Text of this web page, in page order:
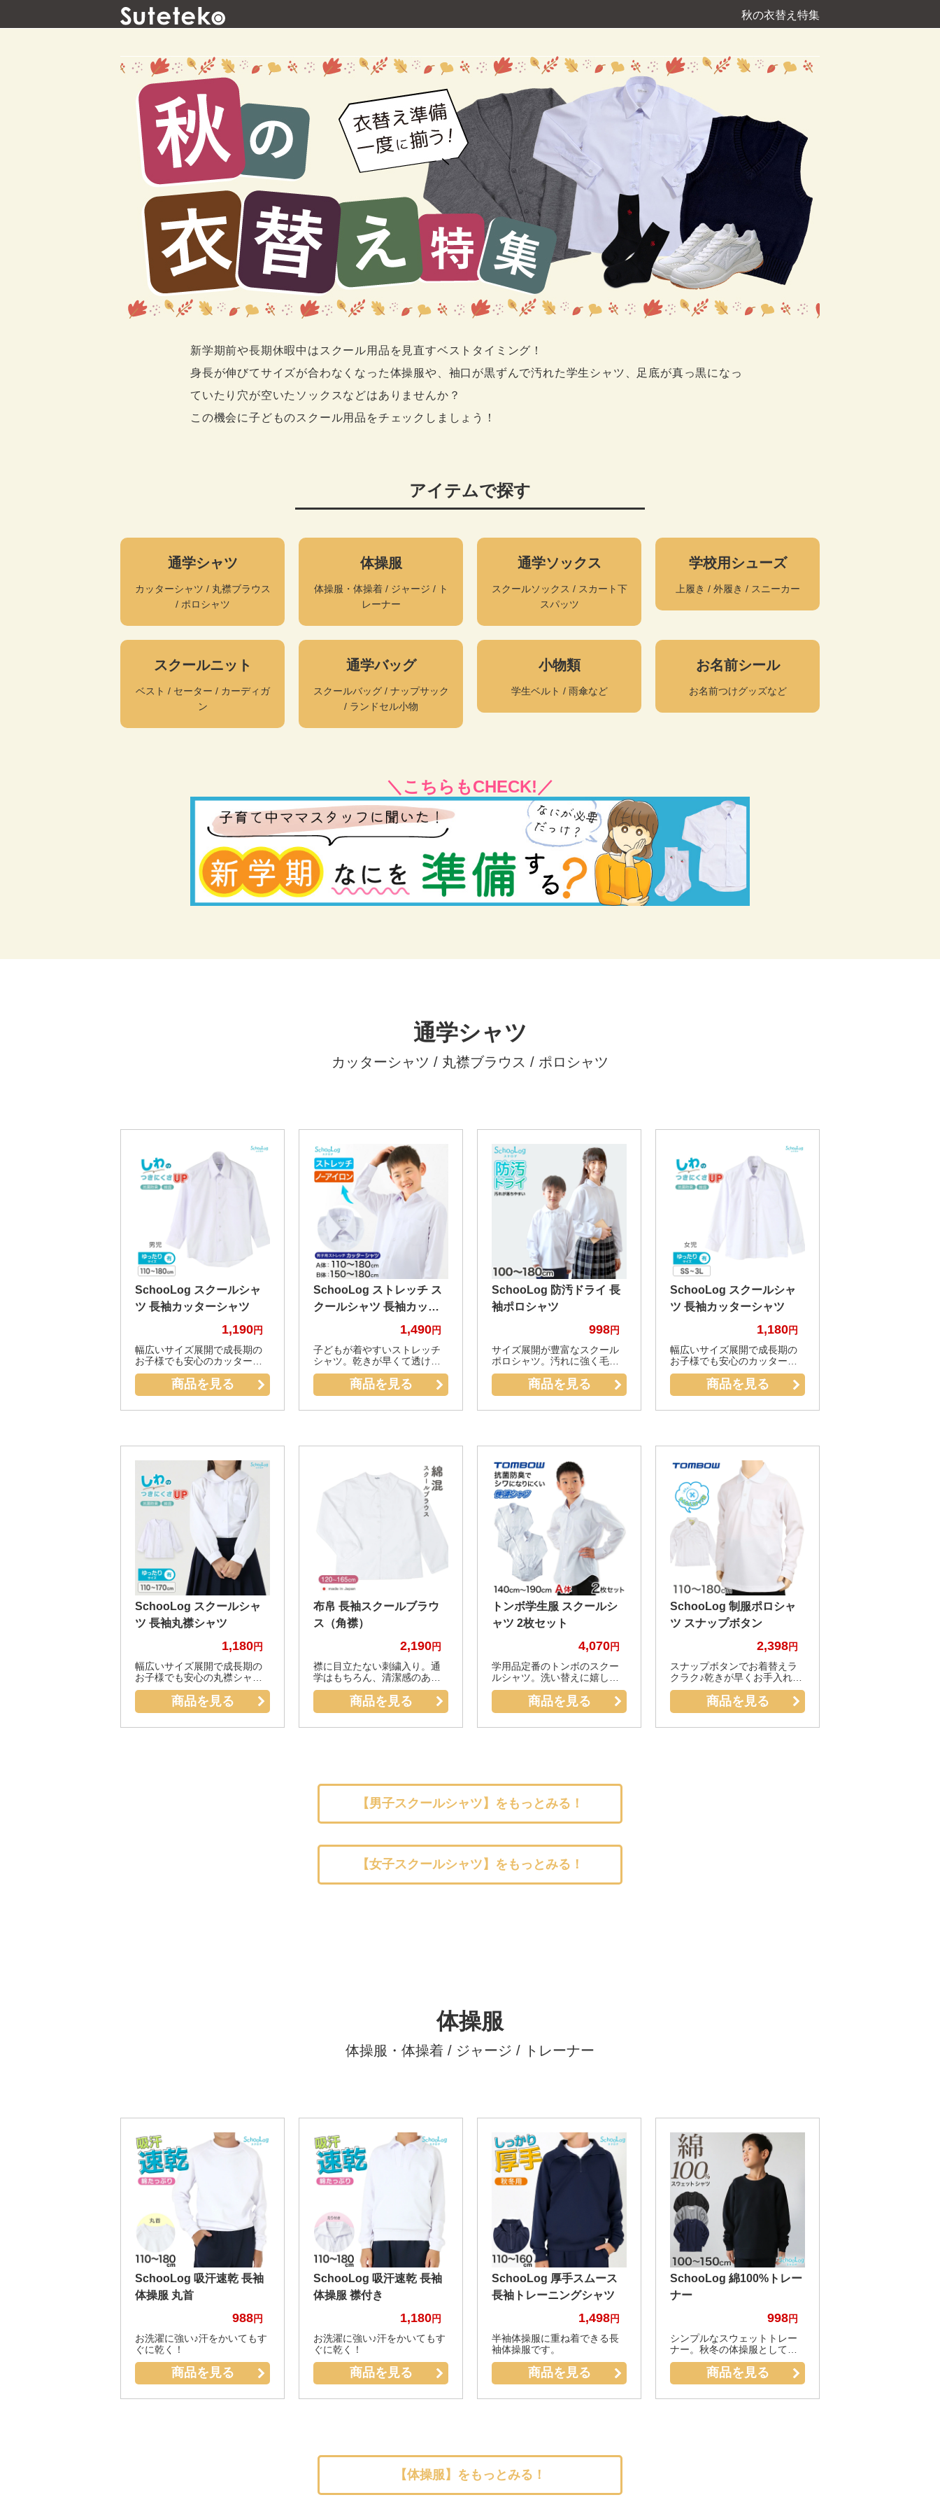
秋の衣替え特集
新学期前や長期休暇中はスクール用品を見直すベストタイミング！
身長が伸びてサイズが合わなくなった体操服や、袖口が黒ずんで汚れた学生シャツ、足底が真っ黒になっ
ていたり穴が空いたソックスなどはありませんか？
この機会に子どものスクール用品をチェックしましょう！
アイテムで探す
通学シャツ
カッターシャツ / 丸襟ブラウス
/ ポロシャツ
体操服
体操服・体操着 / ジャージ / ト
レーナー
通学ソックス
スクールソックス / スカート下
スパッツ
学校用シューズ
上履き / 外履き / スニーカー
スクールニット
ベスト / セーター / カーディガ
ン
通学バッグ
スクールバッグ / ナップサック
/ ランドセル小物
小物類
学生ベルト / 雨傘など
お名前シール
お名前つけグッズなど
＼こちらもCHECK!／
通学シャツ
カッターシャツ / 丸襟ブラウス / ポロシャツ
SchooLog スクールシャ
ツ 長袖カッターシャツ
1,190
幅広いサイズ展開で成長期の
お子様でも安心のカッターシ
ャツです。
商品を見る
SchooLog ストレッチ ス
クールシャツ 長袖カッタ
1,490
子どもが着やすいストレッチ
シャツ。乾きが早くて透けに
くい！
商品を見る
SchooLog 防汚ドライ 長
袖ポロシャツ
998
サイズ展開が豊富なスクール
ポロシャツ。汚れに強く毛玉
ができにくい。
商品を見る
SchooLog スクールシャ
ツ 長袖カッターシャツ
1,180
幅広いサイズ展開で成長期の
お子様でも安心のカッターシ
ャツです。
商品を見る
SchooLog スクールシャ
ツ 長袖丸襟シャツ
1,180
幅広いサイズ展開で成長期の
お子様でも安心の丸襟シャツ
です。
商品を見る
布帛 長袖スクールブラウ
ス（角襟）
2,190
襟に目立たない刺繍入り。通
学はもちろん、清潔感のある
シンプルなシャツです。
商品を見る
トンボ学生服 スクールシ
ャツ 2枚セット
4,070
学用品定番のトンボのスクー
ルシャツ。洗い替えに嬉しい2
枚セットです。
商品を見る
SchooLog 制服ポロシャ
ツ スナップボタン
2,398
スナップボタンでお着替えラ
クラク♪乾きが早くお手入れ簡
単な男女兼用のポロシャツで
商品を見る
【男子スクールシャツ】をもっとみる！
【女子スクールシャツ】をもっとみる！
体操服
体操服・体操着 / ジャージ / トレーナー
SchooLog 吸汗速乾 長袖
体操服 丸首
988
お洗濯に強い♪汗をかいてもす
ぐに乾く！
商品を見る
SchooLog 吸汗速乾 長袖
体操服 襟付き
1,180
お洗濯に強い♪汗をかいてもす
ぐに乾く！
商品を見る
SchooLog 厚手スムース
長袖トレーニングシャツ
1,498
半袖体操服に重ね着できる長
袖体操服です。
商品を見る
SchooLog 綿100%トレー
ナー
998
シンプルなスウェットトレー
ナー。秋冬の体操服としても
◎
商品を見る
【体操服】をもっとみる！